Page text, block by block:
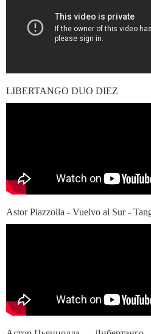
LIBERTANGO DUO DIEZ
Astor Piazzolla - Vuelvo al Sur -